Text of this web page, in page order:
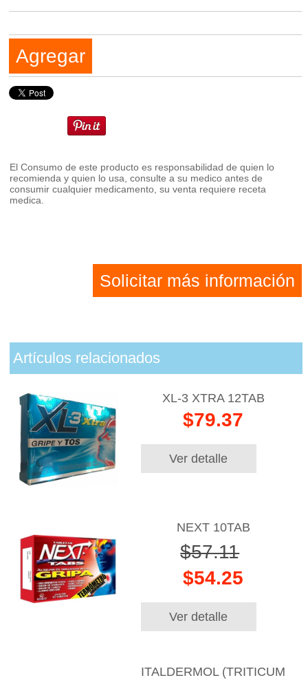
Agregar
El Consumo de este producto es responsabilidad de quien lo
recomienda y quien lo usa, consulte a su medico antes de
consumir cualquier medicamento, su venta requiere receta
medica.
Solicitar más información
Artículos relacionados
XL-3 XTRA 12TAB
$79.37
Ver detalle
NEXT 10TAB
$57.11
$54.25
Ver detalle
ITALDERMOL (TRITICUM